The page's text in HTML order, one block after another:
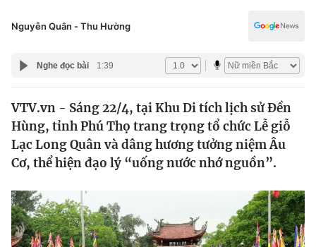
Thế giới
Tin tức
Thế giới đó đây
Câu chuyện quốc tế
Kinh tế
Tài chính
Thị trường
Dữ liệu và đời sống
Giáo dục
Nguyễn Quân - Thu Hường
Nghe đọc bài 1:39
VTV.vn - Sáng 22/4, tại Khu Di tích lịch sử Đền
Hùng, tỉnh Phú Thọ trang trọng tổ chức Lễ giỗ
Lạc Long Quân và dâng hương tưởng niệm Âu
Cơ, thể hiện đạo lý “uống nước nhớ nguồn”.